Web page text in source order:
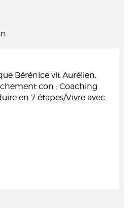
Bérénice vit Aurélien,
con : Coaching
en 7 étapes/Vivre avec